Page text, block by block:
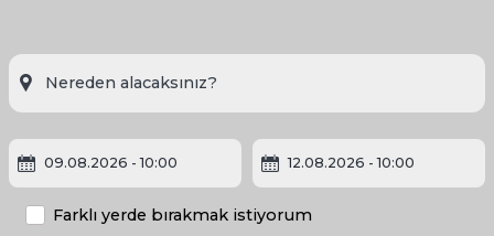
09.08.2026 - 10:00 12.08.2026 - 10:00
Farklı yerde bırakmak istiyorum
İstanbul Şehir Rehberi
İstanbul'a Ne Zaman Gidilir?
İstanbul'da Gezilecek Yerler